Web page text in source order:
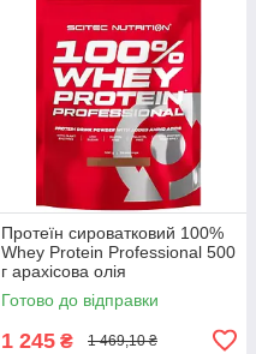
Протеїн сироватковий 100%
Whey Protein Professional 500
г арахісова олія
Готово до відправки
1 245 ₴ 1 469,10 ₴